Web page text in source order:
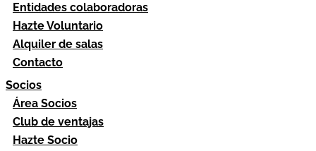
Entidades colaboradoras
Hazte Voluntario
Alquiler de salas
Contacto
Socios
Área Socios
Club de ventajas
Hazte Socio